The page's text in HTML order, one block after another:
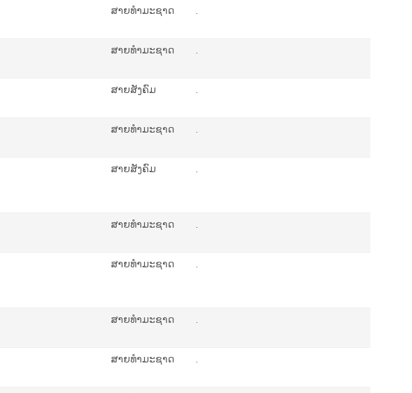
ສາຍທຳມະຊາດ .
ສາຍທຳມະຊາດ .
ສາຍສັງຄົມ .
ສາຍທຳມະຊາດ .
ສາຍສັງຄົມ .
ສາຍທຳມະຊາດ .
ສາຍທຳມະຊາດ .
ສາຍທຳມະຊາດ .
ສາຍທຳມະຊາດ .